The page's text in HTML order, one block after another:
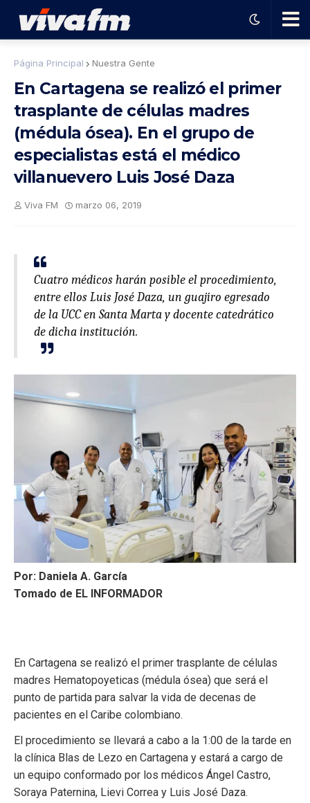
Ha
ble
gra
Página Principal Nuestra Gente
En Cartagena se realizó el primer
trasplante de células madres
(médula ósea). En el grupo de
especialistas está el médico
villanuevero Luis José Daza
Viva FM marzo 06, 2019
Cuatro médicos harán posible el procedimiento,
entre ellos Luis José Daza, un guajiro egresado
de la UCC en Santa Marta y docente catedrático
de dicha institución.
Por: Daniela A. García
Tomado de EL INFORMADOR
En Cartagena se realizó el primer trasplante de células
madres Hematopoyeticas (médula ósea) que será el
punto de partida para salvar la vida de decenas de
pacientes en el Caribe colombiano.
El procedimiento se llevará a cabo a la 1:00 de la tarde en
la clínica Blas de Lezo en Cartagena y estará a cargo de
un equipo conformado por los médicos Ángel Castro,
Soraya Paternina, Lievi Correa y Luis José Daza.